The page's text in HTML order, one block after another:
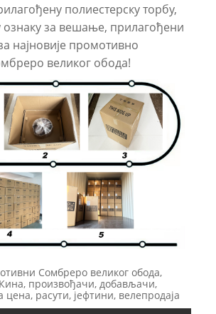
полиестерску торбу,
ознаку за вешање, прилагођени
најновије промотивно
великог обода!
Сомбреро великог обода,
произвођачи, добављачи,
цена, расути, јефтини, велепродаја